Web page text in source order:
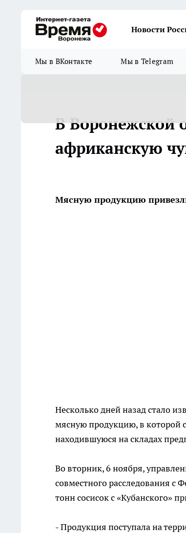
Новости
Мы в ВКонтакте Мы в Telegram
В Воронежской
африканскую
Мясную продукцию
Несколько дней назад стало
мясную продукцию, в которой
находившуюся на складах
Во вторник, 6 ноября,
совместного расследования с
тонн сосисок с «Кубанского»
- Продукция поступала на